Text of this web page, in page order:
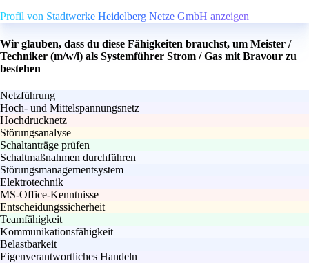
Profil von Stadtwerke Heidelberg Netze GmbH anzeigen
Wir glauben, dass du diese Fähigkeiten brauchst, um Meister /
Techniker (m/w/i) als Systemführer Strom / Gas mit Bravour zu
bestehen
Netzführung
Hoch- und Mittelspannungsnetz
Hochdrucknetz
Störungsanalyse
Schaltanträge prüfen
Schaltmaßnahmen durchführen
Störungsmanagementsystem
Elektrotechnik
MS-Office-Kenntnisse
Entscheidungssicherheit
Teamfähigkeit
Kommunikationsfähigkeit
Belastbarkeit
Eigenverantwortliches Handeln